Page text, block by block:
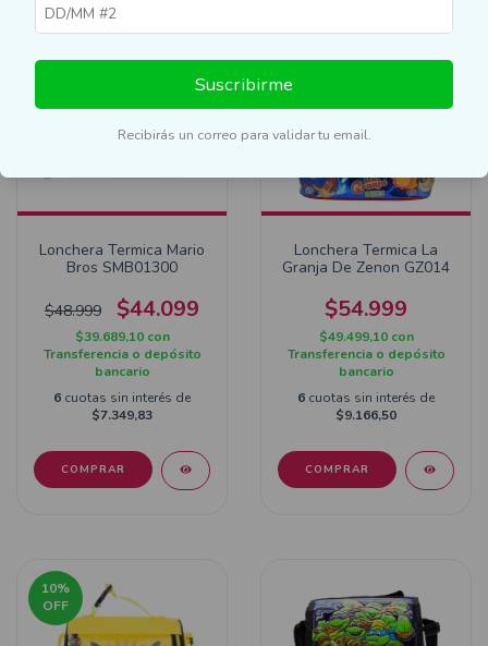
10%
Lonchera Termica Mario
Bros SMB01300
$48.999 $44.099
$39.689,10 con
Transferencia o depósito
bancario
6 cuotas sin interés de
$7.349,83
Lonchera Termica La
Granja De Zenon GZ014
$54.999
$49.499,10 con
Transferencia o depósito
bancario
6 cuotas sin interés de
$9.166,50
10%
OFF
Suscribirme
Recibirás un correo para validar tu email.